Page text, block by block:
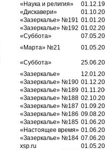
«Наука и религия»
«Дискавери»
«Зазеркалье» №191
«Зазеркалье» №192
«Суббота»
«Марта» №21
«Суббота»
«Зазеркалье»
«Зазеркалье» №190
«Зазеркалье» №189
«Зазеркалье» №188
«Зазеркалье» №187
«Зазеркалье» №186
«Зазеркалье» №185
«Настоящее время»
«Зазеркалье» №184
xsp.ru